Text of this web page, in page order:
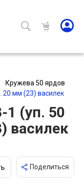
Кружева 50 ярдов
20 мм (23) василек
1 (уп. 50
василек
Поделиться